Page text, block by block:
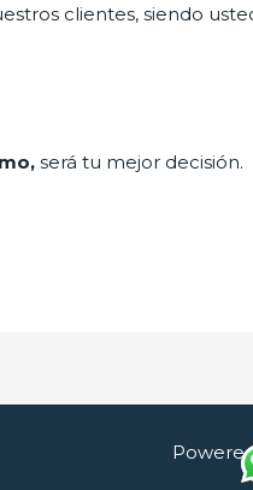
clientes, siendo
será tu mejor decisión.